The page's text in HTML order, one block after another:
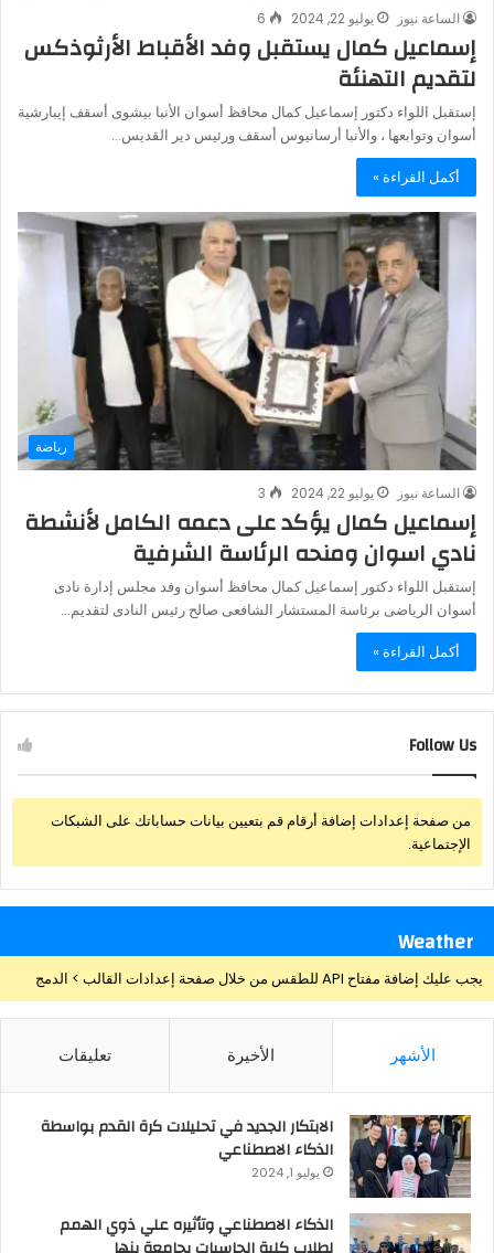
الساعة نيوز يوليو 22, 2024 6
إسماعيل كمال يستقبل وفد الأقباط الأرثوذكس
لتقديم التهنئة
إستقبل اللواء دكتور إسماعيل كمال محافظ أسوان الأنبا بيشوى أسقف إيبارشية
أسوان وتوابعها ، والأنبا أرسانيوس أسقف ورئيس دير القديس…
أكمل القراءة »
رياضة
الساعة نيوز يوليو 22, 2024 3
إسماعيل كمال يؤكد على دعمه الكامل لأنشطة
نادي اسوان ومنحه الرئاسة الشرفية
إستقبل اللواء دكتور إسماعيل كمال محافظ أسوان وفد مجلس إدارة نادى
أسوان الرياضى برئاسة المستشار الشافعى صالح رئيس النادى لتقديم…
أكمل القراءة »
Follow Us
من صفحة إعدادات إضافة أرقام قم بتعيين بيانات حساباتك على الشبكات
الإجتماعية.
Weather
يجب عليك إضافة مفتاح API للطقس من خلال صفحة إعدادات القالب > الدمج
الأشهر الأخيرة تعليقات
الابتكار الجديد في تحليلات كرة القدم بواسطة
الذكاء الاصطناعي
يوليو 1, 2024
الذكاء الاصطناعي وتأثيره علي ذوي الهمم